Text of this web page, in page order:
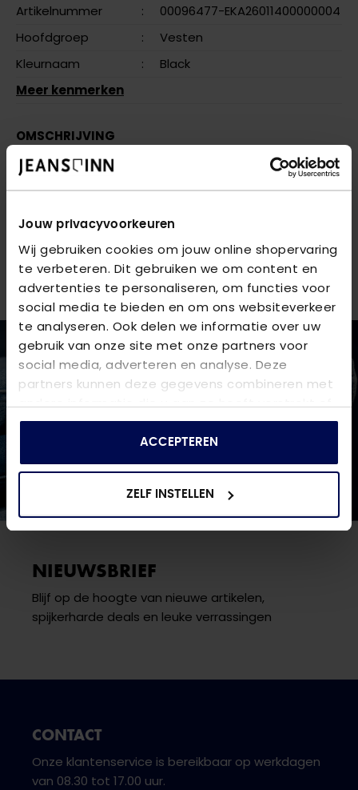
Jouw privacyvoorkeuren
Wij gebruiken cookies om jouw online shopervaring
te verbeteren. Dit gebruiken we om content en
advertenties te personaliseren, om functies voor
social media te bieden en om ons websiteverkeer
te analyseren. Ook delen we informatie over uw
gebruik van onze site met onze partners voor
social media, adverteren en analyse. Deze
partners kunnen deze gegevens combineren met
andere informatie die u aan ze heeft verstrekt of
die ze hebben verzameld op basis van uw gebruik
ACCEPTEREN
ZELF INSTELLEN
Artikelnummer :
00096477-EKA26011400000004
Hoofdgroep
:
Vesten
Kleurnaam
:
Black
Meer kenmerken
OMSCHRIJVING
ONLDEMY PADDED WAISTCOAT OTW NOOS - Black
We helpen je graag verder online of in één van onze 6
winkels. Stel je vraag aan deklantenserviceof bezoek
een van onzewinkels.
NIEUWSBRIEF
Blijf op de hoogte van nieuwe artikelen,
spijkerharde deals en leuke verrassingen
CONTACT
Onze klantenservice is bereikbaar op werkdagen
van 08.30 tot 17.00 uur.